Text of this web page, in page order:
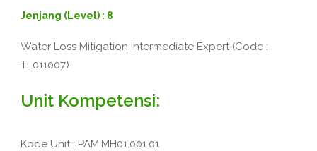
Jenjang (Level) : 8
Water Loss Mitigation Intermediate Expert (Code :
TL011007)
Unit Kompetensi:
Kode Unit : PAM.MH01.001.01